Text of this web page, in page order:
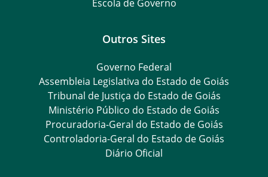
Escola de Governo
Outros Sites
Governo Federal
Assembleia Legislativa do Estado de Goiás
Tribunal de Justiça do Estado de Goiás
Ministério Público do Estado de Goiás
Procuradoria-Geral do Estado de Goiás
Controladoria-Geral do Estado de Goiás
Diário Oficial